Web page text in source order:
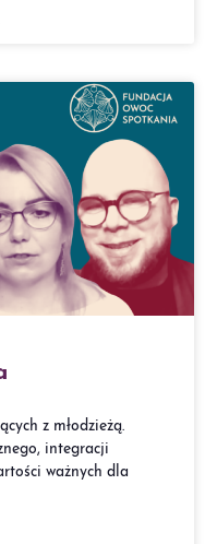
z młodzieżą.
integracji
ważnych dla